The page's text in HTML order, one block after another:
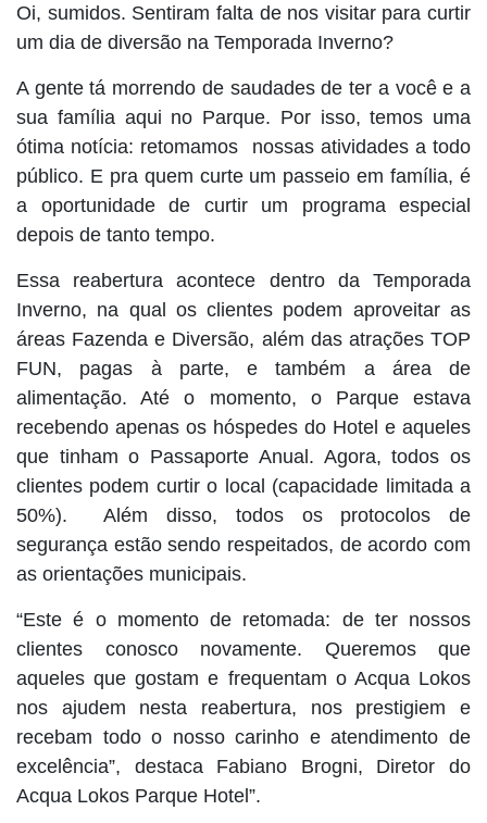
Oi, sumidos. Sentiram falta de nos visitar para curtir
um dia de diversão na Temporada Inverno?
A gente tá morrendo de saudades de ter a você e a
sua família aqui no Parque. Por isso, temos uma
ótima notícia: retomamos nossas atividades a todo
público. E pra quem curte um passeio em família, é
a oportunidade de curtir um programa especial
depois de tanto tempo.
Essa reabertura acontece dentro da Temporada
Inverno, na qual os clientes podem aproveitar as
áreas Fazenda e Diversão, além das atrações TOP
FUN, pagas à parte, e também a área de
alimentação. Até o momento, o Parque estava
recebendo apenas os hóspedes do Hotel e aqueles
que tinham o Passaporte Anual. Agora, todos os
clientes podem curtir o local (capacidade limitada a
50%). Além disso, todos os protocolos de
segurança estão sendo respeitados, de acordo com
as orientações municipais.
“Este é o momento de retomada: de ter nossos
clientes conosco novamente. Queremos que
aqueles que gostam e frequentam o Acqua Lokos
nos ajudem nesta reabertura, nos prestigiem e
recebam todo o nosso carinho e atendimento de
excelência”, destaca Fabiano Brogni, Diretor do
Acqua Lokos Parque Hotel”.